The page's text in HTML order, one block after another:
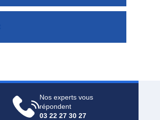
Nos experts vous
répondent
03 22 27 30 27